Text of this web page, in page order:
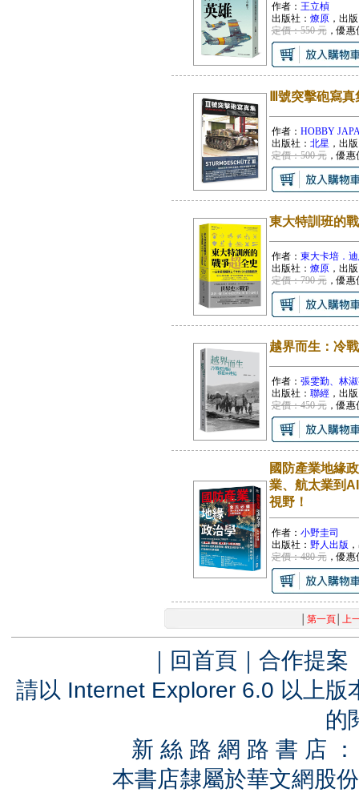
作者： 王立楨
出版社： 燎原，出
定價：550 元，優惠
Ⅲ號突擊砲寫真
作者： HOBBY
出版社： 北星 ，出
定價：500 元，優惠
東大特訓班的
作者： 東大卡培．
出版社： 燎原，出
定價：790 元，優惠
越界而生：冷
作者： 張雯勤、林
出版社： 聯經，出
定價：450 元，優惠
國防產業地緣
業、航太業到
視野！
作者： 小野圭司
出版社： 野人出版
定價：480 元，優惠
第一頁│ 上
｜ 回首頁 ｜ 合作提案
請以 Internet Explorer 6.0 以上
的
新 絲 路 網 路 書 店
本書店隸屬於華文網股